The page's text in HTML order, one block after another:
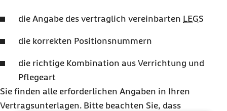
Stellen bezeichnen die Vertragsnummer/Sondertarife.
Krankenpflege seit 01.03.2019“
„31“: Abrechnungscode für
freigemeinnützigen Anbieter
die Angabe des vertraglich vereinbarten LEGS
die korrekten Positionsnummern
die richtige Kombination aus Verrichtung und
Pflegeart
Sie finden alle erforderlichen Angaben in Ihren
Vertragsunterlagen. Bitte beachten Sie, dass